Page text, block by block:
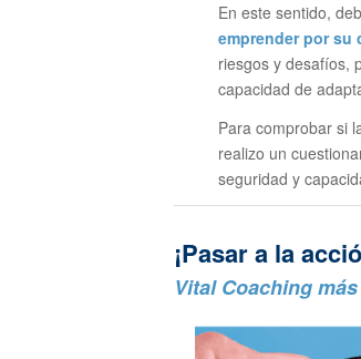
En este sentido,
emprender por su
riesgos y desafíos,
capacidad de
Para comprobar si
realizo un
seguridad y
¡Pasar a la
Vital Coaching